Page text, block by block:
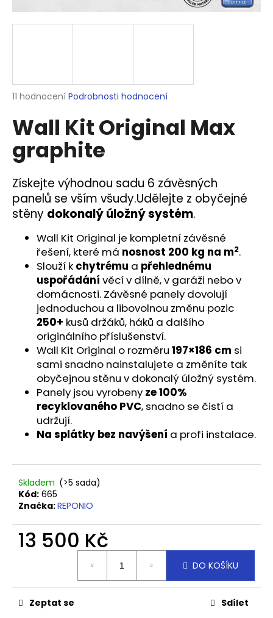
Průměrné
produktu
je
z
5
hvězdiček.
11 hodnocení Podrobnosti hodnocení
Wall Kit Original Max
graphite
Získejte výhodnou sadu 6 závěsných
panelů se vším všudy.Udělejte z obyčejné
stěny dokonalý úložný systém.
Wall Kit Original je kompletní závěsné
řešení, které má nosnost 200 kg na m2.
Slouží k chytrému a přehlednému
uspořádání věcí v dílně, v garáži nebo v
domácnosti. Závěsné panely dovolují
jednoduchou a libovolnou změnu pozic
250+ kusů držáků, háků a dalšího
originálního příslušenství.
Wall Kit Original o rozměru 197×186 cm si
sami snadno nainstalujete a změníte tak
obyčejnou stěnu v dokonalý úložný systém.
Panely jsou vyrobeny ze 100%
recyklovaného PVC, snadno se čistí a
udržují.
Na splátky bez navýšení a profi instalace.
Skladem (>5 sada)
Kód: 665
Značka:REPONIO
13 500 Kč
DO KOŠÍKU
Zeptat se Sdílet
a
j
?
HLEDAT
D
o
p
UNIVERZÁLNÍ
ZÁPUSTNÁ
HLAVA
0,90